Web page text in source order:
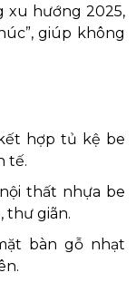
xu hướng 2025,
giúp không
hợp tủ kệ be
tế.
thất nhựa be
thư giãn.
bàn gỗ nhạt